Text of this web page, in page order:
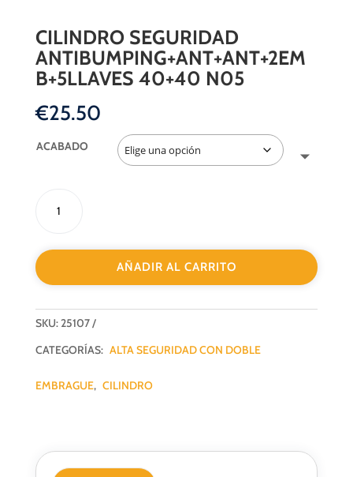
CILINDRO SEGURIDAD
ANTIBUMPING+ANT+ANT+2EM
B+5LLAVES 40+40 N05
€25.50
ACABADO
SEGURIDAD
40+40
N05
cantidad
AÑADIR AL CARRITO
SKU:25107
CATEGORÍAS: ALTA SEGURIDAD CON DOBLE
EMBRAGUE, CILINDRO